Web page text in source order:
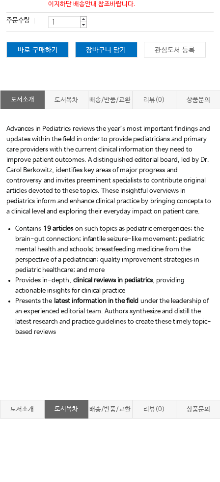
이지하단 배송안내 참조바랍니다.
주문수량
바로 구매하기 장바구니 담기 관심도서 등록
도서소개 도서목차 배송/반품/교환 리뷰(0) 상품문의
Advances in Pediatrics reviews the year’s most important findings and
updates within the field in order to provide pediatricians and primary
care providers with the current clinical information they need to
improve patient outcomes. A distinguished editorial board, led by Dr.
Carol Berkowitz, identifies key areas of major progress and
controversy and invites preeminent specialists to contribute original
articles devoted to these topics. These insightful overviews in
pediatrics inform and enhance clinical practice by bringing concepts to
a clinical level and exploring their everyday impact on patient care.
Contains 19 articleson such topics as pediatric emergencies; the
brain-gut connection; infantile seizure-like movement; pediatric
mental health and schools; breastfeeding medicine from the
perspective of a pediatrician; quality improvement strategies in
pediatric healthcare; and more
Provides in-depth,clinical reviews in pediatrics, providing
actionable insights for clinical practice
Presents the latest information in the field under the leadership of
an experienced editorial team. Authors synthesize and distill the
latest research and practice guidelines to create these timely topic-
based reviews
도서소개 도서목차 배송/반품/교환 리뷰(0) 상품문의